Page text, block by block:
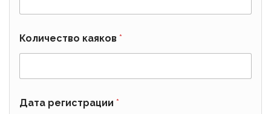
Количество каяков *
Дата регистрации *